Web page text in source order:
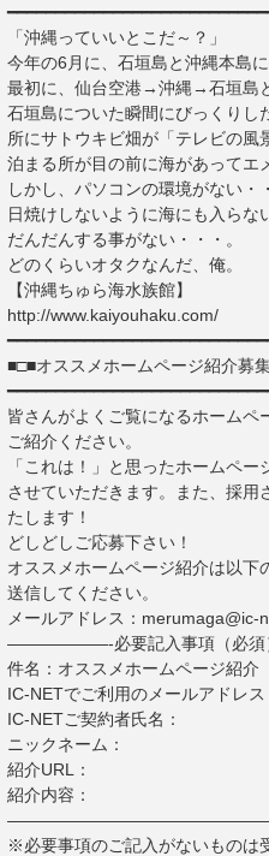
「沖縄っていいとこだ～？」
今年の6月に、石垣島と沖縄本島に
最初に、仙台空港→沖縄→石垣島
石垣島についた瞬間にびっくりし
所にサトウキビ畑が「テレビの風
泊まる所が目の前に海があってエ
しかし、パソコンの環境がない・
日焼けしないように海にも入らな
だんだんする事がない・・・。
どのくらいオタクなんだ、俺。
【沖縄ちゅら海水族館】
http://www.kaiyouhaku.com/
■□■オススメホームページ紹介募
皆さんがよくご覧になるホームペ
ご紹介ください。
「これは！」と思ったホームペ
させていただきます。また、採
たします！
どしどしご応募下さい！
オススメホームページ紹介は以下
送信してください。
メールアドレス：merumaga@ic-
——————-必要記入事項（必
件名：オススメホームページ紹介
IC-NETでご利用のメールア
IC-NETご契約者氏名：
ニックネーム：
紹介URL：
紹介内容：
※必要事項のご記入がないものは